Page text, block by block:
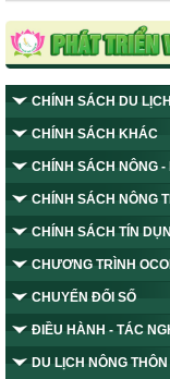
CHÍNH SÁCH DU LỊCH
CHÍNH SÁCH KHÁC
CHÍNH SÁCH NÔNG
CHÍNH SÁCH NÔNG
CHÍNH SÁCH TÍN
CHƯƠNG TRÌNH
CHUYỂN ĐỔI SỐ
ĐIỀU HÀNH - TÁC
DU LỊCH NÔNG THÔN